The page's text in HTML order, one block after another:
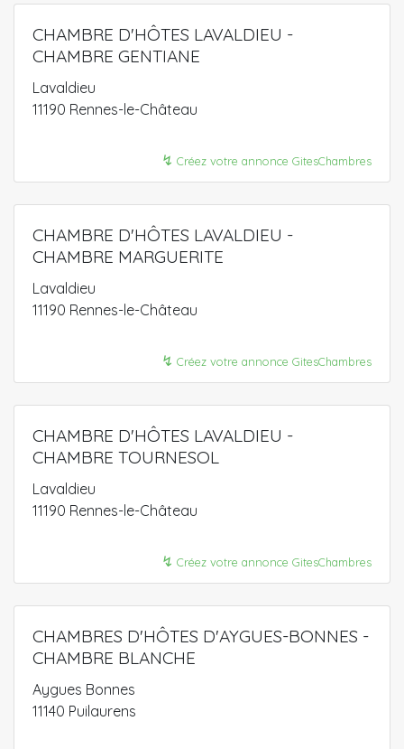
CHAMBRE D'HÔTES LAVALDIEU -
CHAMBRE GENTIANE
Lavaldieu
11190 Rennes-le-Château
↯ Créez votre annonce GitesChambres
CHAMBRE D'HÔTES LAVALDIEU -
CHAMBRE MARGUERITE
Lavaldieu
11190 Rennes-le-Château
↯ Créez votre annonce GitesChambres
CHAMBRE D'HÔTES LAVALDIEU -
CHAMBRE TOURNESOL
Lavaldieu
11190 Rennes-le-Château
↯ Créez votre annonce GitesChambres
CHAMBRES D'HÔTES D'AYGUES-BONNES -
CHAMBRE BLANCHE
Aygues Bonnes
11140 Puilaurens